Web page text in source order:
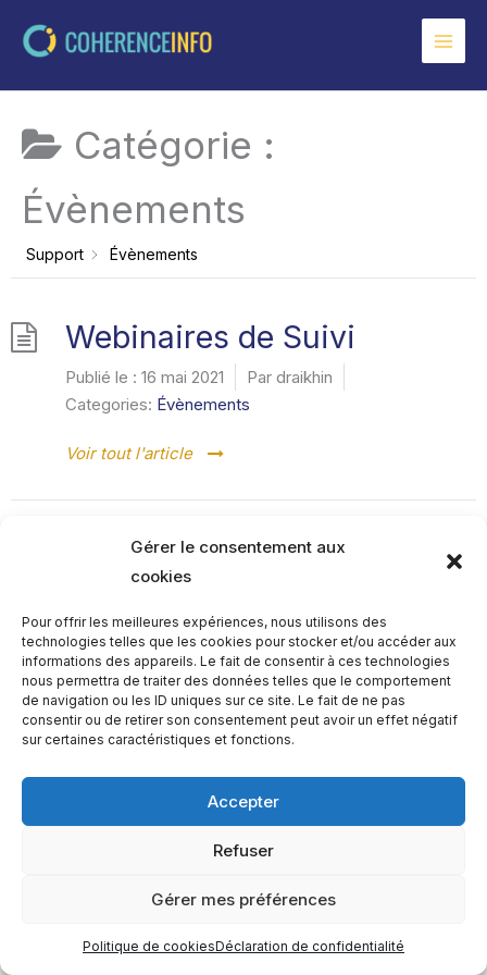
Gérer le consentement aux
cookies
Pour offrir les meilleures expériences, nous utilisons des
technologies telles que les cookies pour stocker et/ou accéder aux
informations des appareils. Le fait de consentir à ces technologies
nous permettra de traiter des données telles que le comportement
de navigation ou les ID uniques sur ce site. Le fait de ne pas
consentir ou de retirer son consentement peut avoir un effet négatif
sur certaines caractéristiques et fonctions.
Accepter
Refuser
Gérer mes préférences
Politique de cookiesDéclaration de confidentialité
Catégorie :
Évènements
Support Évènements
Webinaires de Suivi
Publié le : 16 mai 2021 Par draikhin
Categories: Évènements
Voir tout l'article
H1Y 2J9 Canada